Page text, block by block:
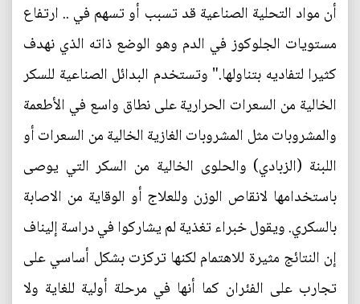
أن مواد التحلية الصناعية قد تسبب أو تسهم في .. ارتفاع
مستويات الجلوكوز في الدم وهو الوضع ذاته الذي نهدف
كثيرا لتفاديه بتناولها." وتستخدم البدائل الصناعية للسكر
الخالية من السعرات الحرارية على نطاق واسع في الأطعمة
والمشروبات مثل المشروبات الغازية الخالية من السعرات أو
اللبنة (الزبادي) والحلوى الخالية من السكر التي يوصى
باستخدامها لانقاص الوزن وللعلاج أو الوقاية من الاصابة
بالسكري. ويقول خبراء تغذية لم يشاركوا في دراسة إليناف
إن النتائج مثيرة للاهتمام لكنها تركزت بشكل أساسي على
تجارب على الفئران كما أنها في مرحلة أولية للغاية ولا